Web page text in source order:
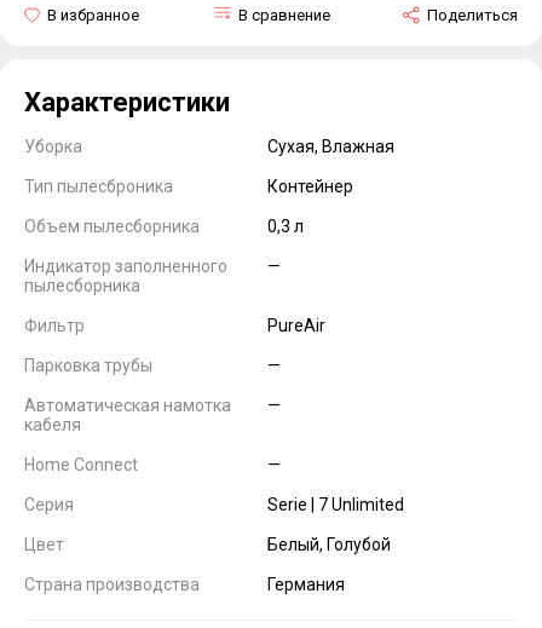
Поделиться
В сравнение
В избранное
Характеристики
Уборка Сухая, Влажная
Тип пылесброника Контейнер
Объем пылесборника 0,3 л
Индикатор заполненного
пылесборника
—
Фильтр PureAir
Парковка трубы —
Автоматическая намотка
кабеля
—
Home Connect —
Серия Serie | 7 Unlimited
Цвет Белый, Голубой
Страна производства Германия